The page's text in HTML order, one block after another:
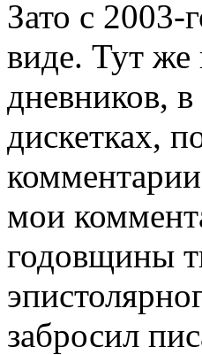
Зато с 2003-
виде. Тут
дневников,
дискетках,
мои
годовщины
забросил